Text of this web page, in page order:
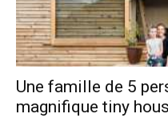
Une famille de 5
magnifique tiny